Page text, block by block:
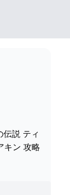
説 ティ
キン 攻略